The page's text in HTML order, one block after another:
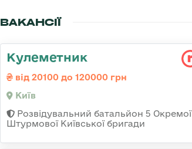
ВАКАНСІЇ
Кулеметник
від 20100 до 120000 грн
Київ
Розвідувальний батальйон 5 Окремої
Штурмової Київської бригади